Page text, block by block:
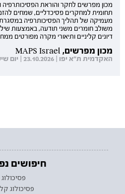
תחומית למחקרים פסיכדליים, שמחים
מעמיקה של תהליך הפסיכותרפיה במסגרת
משולב חומרים משני תודעה, באמצעות
דיונים קליניים ותיאורי מקרה מפורטים
מכון מפרשים, MAPS Israel
האקדמית ת"א יפו | 23.10.2026 | יום שישי | 08:30-14:00
חיפושים
פסיכולוג
פסיכולוג